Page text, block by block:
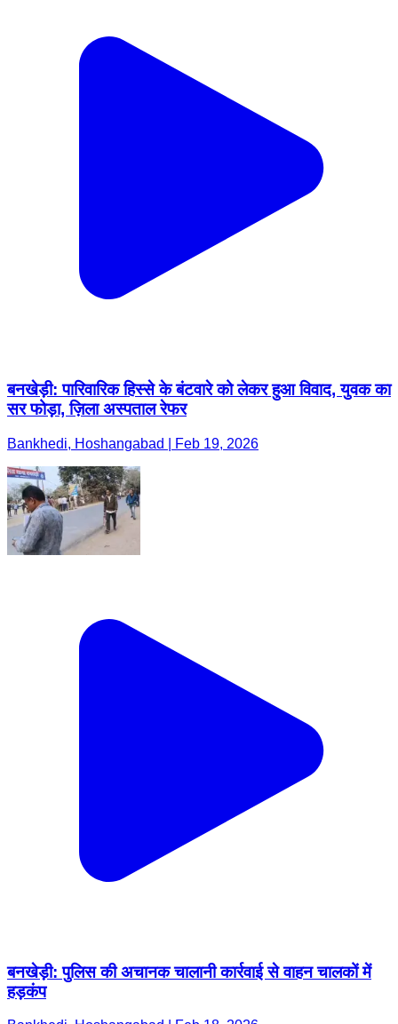
बनखेड़ी: पारिवारिक हिस्से के बंटवारे को लेकर हुआ विवाद, युवक का
सर फोड़ा, ज़िला अस्पताल रेफर
Bankhedi, Hoshangabad | Feb 19, 2026
बनखेड़ी: पुलिस की अचानक चालानी कार्रवाई से वाहन चालकों में
हड़कंप